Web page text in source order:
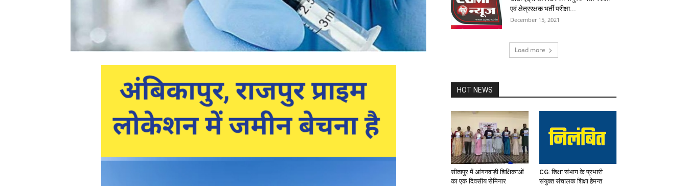
एवं क्षेत्ररक्षक भर्ती परीक्षा...
December 15, 2021
Load more
HOT NEWS
सीतापुर में आंगनवाड़ी शिक्षिकाओं
का एक दिवसीय सेमिनार
CG: शिक्षा संभाग के प्रभारी
संयुक्त संचालक शिक्षा हेमन्त